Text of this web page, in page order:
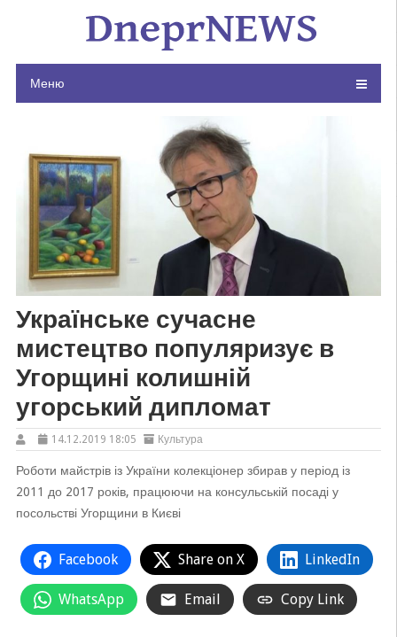
Меню
Українське сучасне
мистецтво популяризує в
Угорщині колишній
угорський дипломат
14.12.2019 18:05 Культура
Роботи майстрів із України колекціонер збирав у період із
2011 до 2017 років, працюючи на консульській посаді у
посольстві Угорщини в Києві
Facebook Share on X LinkedIn
WhatsApp Email Copy Link